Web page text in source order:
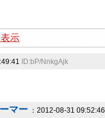
示
ID:bP/NnkgAjk
マー ：2012-08-31 09:52:46